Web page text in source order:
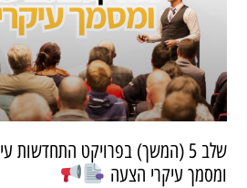
שלב 5 (המשך) בפרויקט התחדשות
ומסמך עיקרי הצעה